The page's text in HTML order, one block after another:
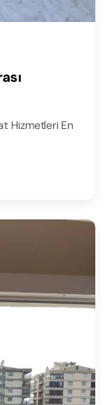
Hizmetleri En